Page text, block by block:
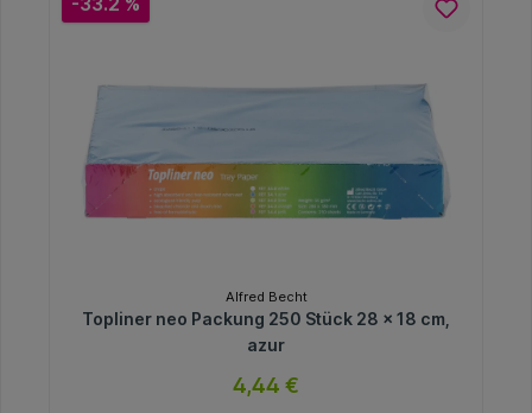
Alfred Becht
Topliner neo Packung 250 Stück 28 x 18 cm,
azur
4,44 €